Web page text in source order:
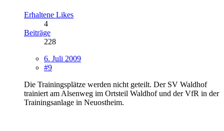
Erhaltene Likes
4
Beiträge
228
6. Juli 2009
#9
Die Trainingsplätze werden nicht geteilt. Der SV Waldhof
trainiert am Alsenweg im Ortsteil Waldhof und der VfR in der
Trainingsanlage in Neuostheim.